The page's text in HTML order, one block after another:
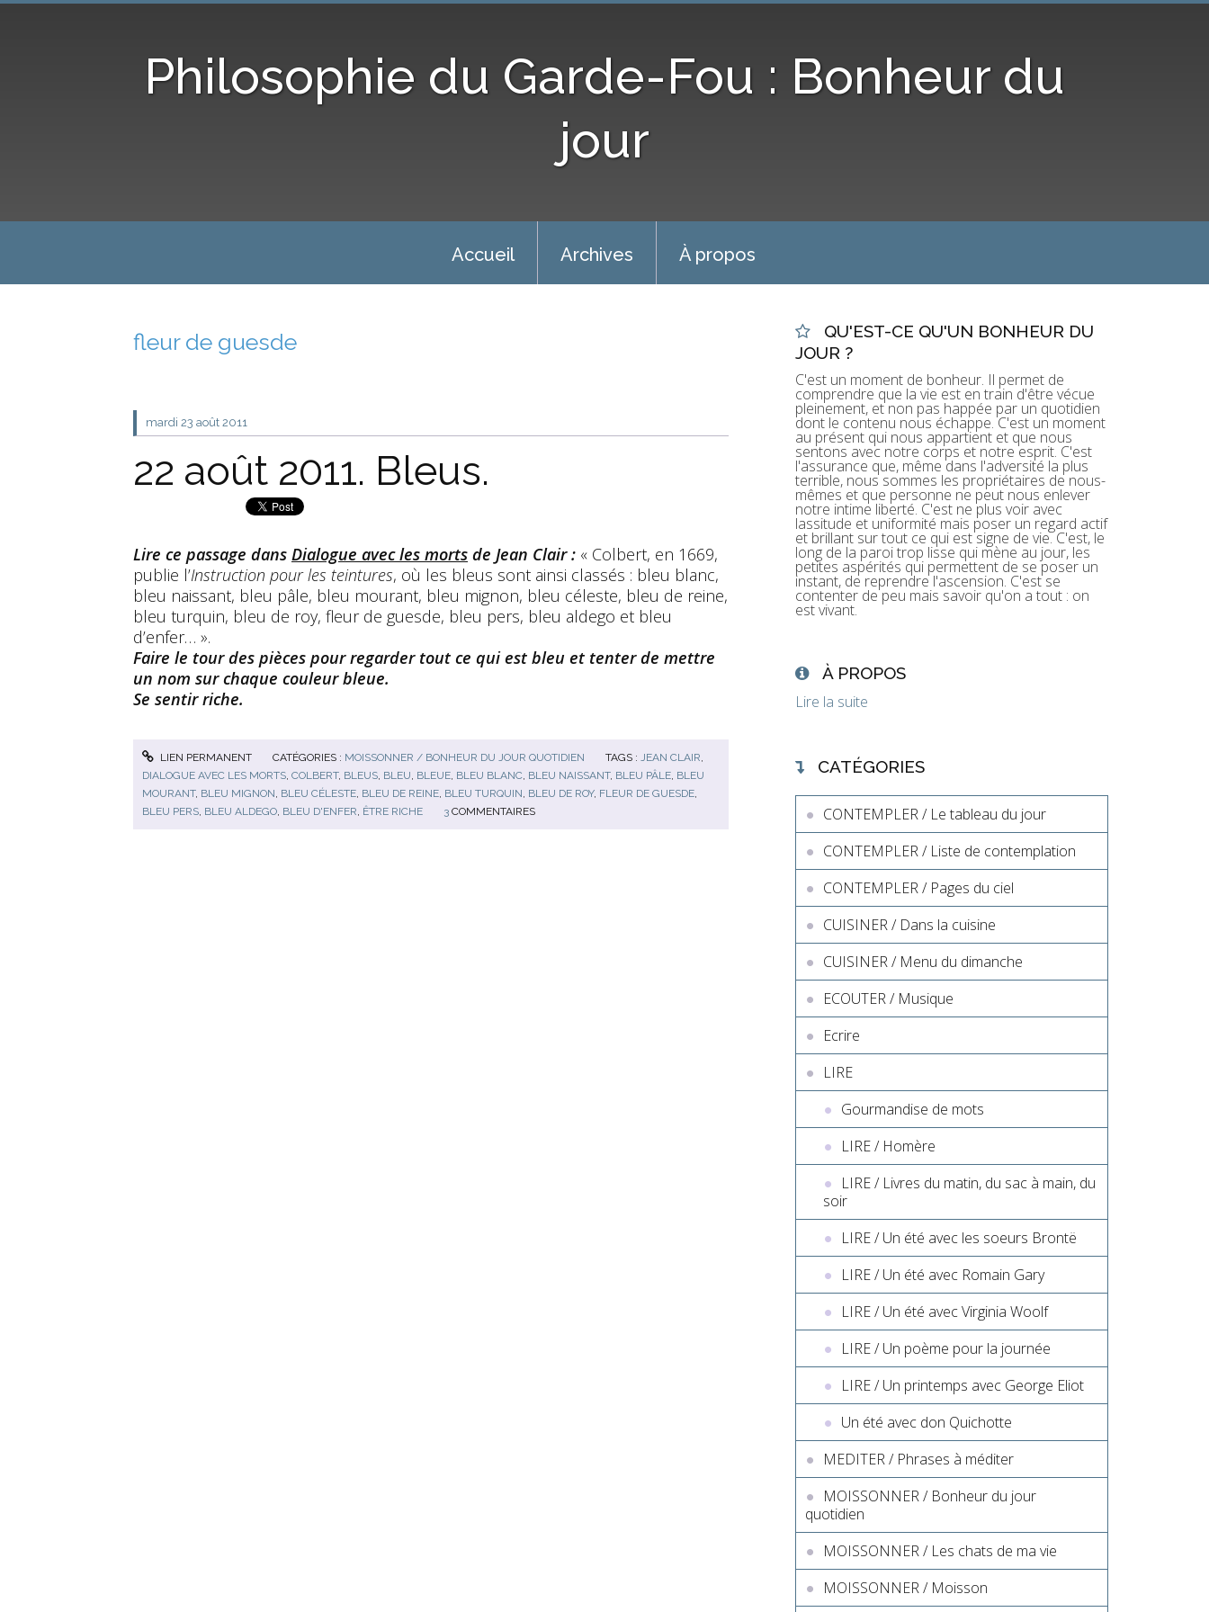
Philosophie du Garde-Fou : Bonheur du
jour
Accueil Archives À propos
fleur de guesde
mardi 23 août 2011
22 août 2011. Bleus.
Lire ce passage dans Dialogue avec les morts de Jean Clair : « Colbert, en 1669,
publie l’Instruction pour les teintures, où les bleus sont ainsi classés : bleu blanc,
bleu naissant, bleu pâle, bleu mourant, bleu mignon, bleu céleste, bleu de reine,
bleu turquin, bleu de roy, fleur de guesde, bleu pers, bleu aldego et bleu
d’enfer… ».
Faire le tour des pièces pour regarder tout ce qui est bleu et tenter de mettre
un nom sur chaque couleur bleue.
Se sentir riche.
LIEN PERMANENT CATÉGORIES : MOISSONNER / BONHEUR DU JOUR QUOTIDIEN TAGS : JEAN CLAIR
DIALOGUE AVEC LES MORTS COLBERT, BLEUS BLEU BLEUE BLEU BLANC BLEU NAISSANT, BLEU PÂLE BLEU
MOURANT, BLEU MIGNON BLEU CÉLESTE BLEU DE REINE BLEU TURQUIN BLEU DE ROY, FLEUR DE GUESDE
BLEU PERS BLEU ALDEGO BLEU D'ENFER ÊTRE RICHE 3 COMMENTAIRES
QU'EST-CE QU'UN BONHEUR DU
JOUR ?
C'est un moment de bonheur. Il permet de
comprendre que la vie est en train d'être vécue
pleinement, et non pas happée par un quotidien
dont le contenu nous échappe. C'est un moment
au présent qui nous appartient et que nous
sentons avec notre corps et notre esprit. C'est
l'assurance que, même dans l'adversité la plus
terrible, nous sommes les propriétaires de nous-
mêmes et que personne ne peut nous enlever
notre intime liberté. C'est ne plus voir avec
lassitude et uniformité mais poser un regard actif
et brillant sur tout ce qui est signe de vie. C'est, le
long de la paroi trop lisse qui mène au jour, les
petites aspérités qui permettent de se poser un
instant, de reprendre l'ascension. C'est se
contenter de peu mais savoir qu'on a tout : on
est vivant.
À PROPOS
Lire la suite
CATÉGORIES
CONTEMPLER / Le tableau du jour
CONTEMPLER / Liste de contemplation
CONTEMPLER / Pages du ciel
CUISINER / Dans la cuisine
CUISINER / Menu du dimanche
ECOUTER / Musique
Ecrire
LIRE
Gourmandise de mots
LIRE / Homère
LIRE / Livres du matin, du sac à main, du
soir
LIRE / Un été avec les soeurs Brontë
LIRE / Un été avec Romain Gary
LIRE / Un été avec Virginia Woolf
LIRE / Un poème pour la journée
LIRE / Un printemps avec George Eliot
Un été avec don Quichotte
MEDITER / Phrases à méditer
MOISSONNER / Bonheur du jour
quotidien
MOISSONNER / Les chats de ma vie
MOISSONNER / Moisson